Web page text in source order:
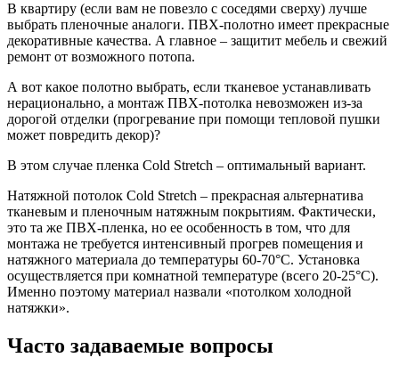
В квартиру (если вам не повезло с соседями сверху) лучше
выбрать пленочные аналоги. ПВХ-полотно имеет прекрасные
декоративные качества. А главное – защитит мебель и свежий
ремонт от возможного потопа.
А вот какое полотно выбрать, если тканевое устанавливать
нерационально, а монтаж ПВХ-потолка невозможен из-за
дорогой отделки (прогревание при помощи тепловой пушки
может повредить декор)?
В этом случае пленка Cold Stretch – оптимальный вариант.
Натяжной потолок Cold Stretch – прекрасная альтернатива
тканевым и пленочным натяжным покрытиям. Фактически,
это та же ПВХ-пленка, но ее особенность в том, что для
монтажа не требуется интенсивный прогрев помещения и
натяжного материала до температуры 60-70°C. Установка
осуществляется при комнатной температуре (всего 20-25°C).
Именно поэтому материал назвали «потолком холодной
натяжки».
Часто задаваемые вопросы